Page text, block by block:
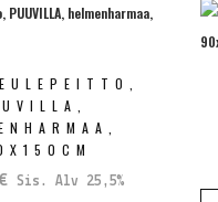
€ Sis. Alv 25,5%